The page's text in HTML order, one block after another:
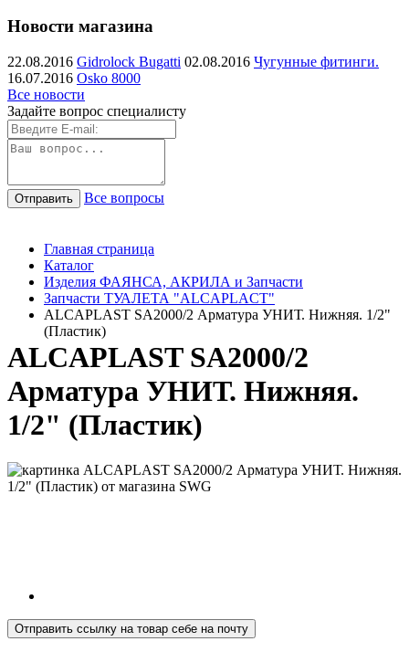
Новости магазина
22.08.2016 Gidrolock Bugatti 02.08.2016 Чугунные фитинги.
16.07.2016 Osko 8000
Все новости
Задайте вопрос специалисту
Все вопросы
Главная страница
Каталог
Изделия ФАЯНСА, АКРИЛА и Запчасти
Запчасти ТУАЛЕТА "ALCAPLACT"
ALCAPLAST SA2000/2 Арматура УНИТ. Нижняя. 1/2"
(Пластик)
ALCAPLAST SA2000/2
Арматура УНИТ. Нижняя.
1/2" (Пластик)
Отправить ссылку на товар себе на почту